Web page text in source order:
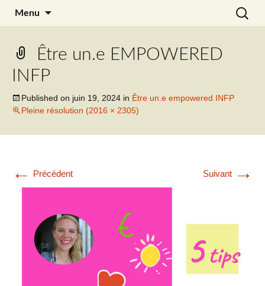
Julia Noyel
Menu
Être un.e EMPOWERED
INFP
Published on juin 19, 2024 in Être un.e empowered INFP
Pleine résolution (2016 × 2305)
← Précédent Suivant →